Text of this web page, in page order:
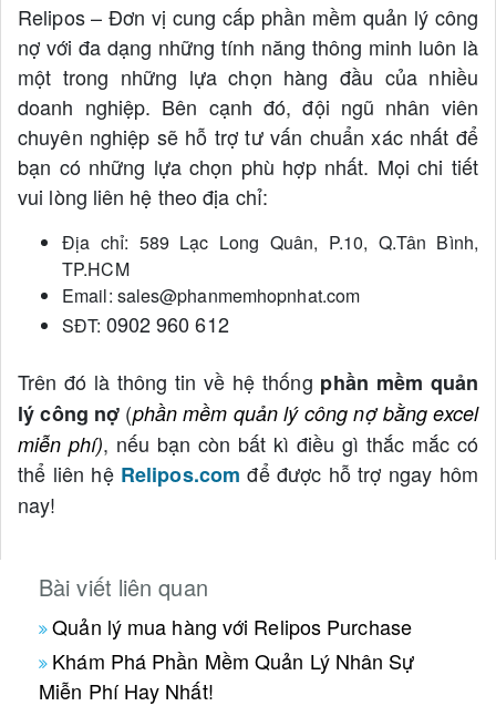
Relipos – Đơn vị cung cấp phần mềm quản lý công
nợ với đa dạng những tính năng thông minh luôn là
một trong những lựa chọn hàng đầu của nhiều
doanh nghiệp. Bên cạnh đó, đội ngũ nhân viên
chuyên nghiệp sẽ hỗ trợ tư vấn chuẩn xác nhất để
bạn có những lựa chọn phù hợp nhất. Mọi chi tiết
vui lòng liên hệ theo địa chỉ:
Địa chỉ: 589 Lạc Long Quân, P.10, Q.Tân Bình,
TP.HCM
Email: sales@phanmemhopnhat.com
SĐT: 0902 960 612
Trên đó là thông tin về hệ thống phần mềm quản
lý công nợ (phần mềm quản lý công nợ bằng excel
miễn phí), nếu bạn còn bất kì điều gì thắc mắc có
thể liên hệ Relipos.com để được hỗ trợ ngay hôm
nay!
Bài viết liên quan
Quản lý mua hàng với Relipos Purchase
Khám Phá Phần Mềm Quản Lý Nhân Sự
Miễn Phí Hay Nhất!